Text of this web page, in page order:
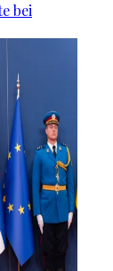
bei